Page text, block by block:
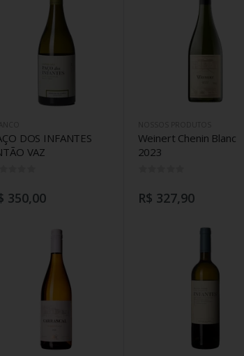
DOS INFANTES
VAZ
350,00
Weinert Chenin Blanc
2023
R$ 327,90